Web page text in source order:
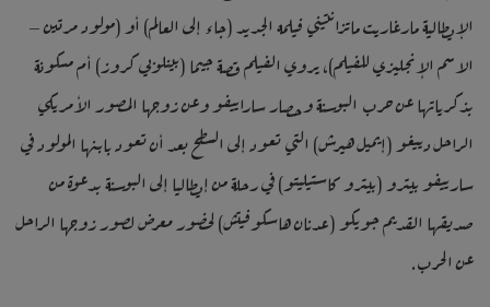
الإيطالية مارغاريت ماتزانتيني فيلمه الجديد (جاء إلى العالم) أو (مولود مرتين –
الاسم الإنجليزي للفيلم)، يروي الفيلم قصة جيما (بينلوبي كروز) أم مسكونة
بذكرياتها عن حرب البوسنة وحصار ساراييفو وعن زوجها المصور الأمريكي
الراحل دييغو (إيميل هيرش) التي تعود إلى السطح بعد أن تعود بابنها المولود في
سارييفو بيترو (بيترو كاستيليتو) في رحلة من إيطاليا إلى البوسنة بدعوة من
صديقها القديم جويكو (عدنان هاسكوفيتش) لحضور معرض لصور زوجها الراحل
عن الحرب.